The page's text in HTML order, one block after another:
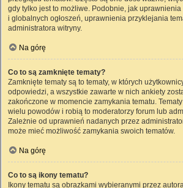
gdy tylko jest to możliwe. Podobnie, jak uprawnienia
i globalnych ogłoszeń, uprawnienia przyklejania
administratora witryny.
Na górę
Co to są zamknięte tematy?
Zamknięte tematy są to tematy, w których
odpowiedzi, a wszystkie zawarte w nich ankiety
zakończone w momencie zamykania tematu.
wielu powodów i robią to moderatorzy forum lub
Zależnie od uprawnień nadanych przez
może mieć możliwość zamykania swoich tematów.
Na górę
Co to są ikony tematu?
Ikony tematu są obrazkami wybieranymi przez